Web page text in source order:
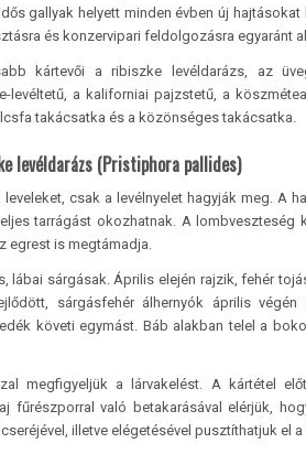
gallyak helyett minden évben új
és konzervipari feldolgozásra egyaránt
kártevői a ribiszke levéldarázs, az
levéltetű, a kaliforniai pajzstetű, a
takácsatka és a közönséges takácsatka.
levéldarázs (Pristiphora pallides)
csak a levélnyelet hagyják meg. A
tarrágást okozhatnak. A lombveszteség
egrest is megtámadja.
lábai sárgásak. Április elején rajzik, fehér
sárgásfehér álhernyók április
követi egymást. Báb alakban telel a
megfigyeljük a lárvakelést. A kártétel
fűrészporral való betakarásával elérjük,
illetve elégetésével pusztíthatjuk el